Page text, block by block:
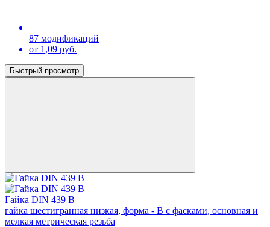
87 модификаций
от 1,09 руб.
Быстрый просмотр
Гайка DIN 439 В
гайка шестигранная низкая, форма - В с фасками, основная и
мелкая метрическая резьба